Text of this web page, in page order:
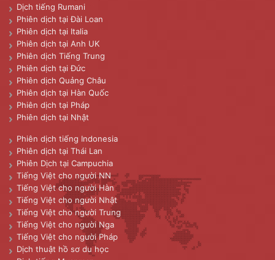
Dịch tiếng Rumani
Phiên dịch tại Đài Loan
Phiên dịch tại Italia
Phiên dịch tại Anh UK
Phiên dịch Tiếng Trung
Phiên dịch tại Đức
Phiên dịch Quảng Châu
Phiên dịch tại Hàn Quốc
Phiên dịch tại Pháp
Phiên dịch tại Nhật
Phiên dịch tiếng Indonesia
Phiên dịch tại Thái Lan
Phiên Dịch tại Campuchia
Tiếng Việt cho người NN
Tiếng Việt cho người Hàn
Tiếng Việt cho người Nhật
Tiếng Việt cho người Trung
Tiếng Việt cho người Nga
Tiếng Việt cho người Pháp
Dịch thuật hồ sơ du học